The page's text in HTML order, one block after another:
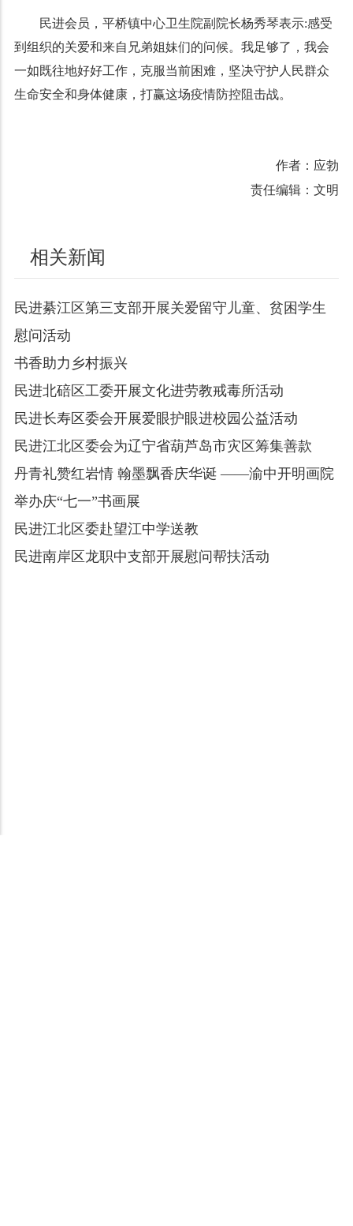
民进会员，平桥镇中心卫生院副院长杨秀琴表示:感受
到组织的关爱和来自兄弟姐妹们的问候。我足够了，我会
一如既往地好好工作，克服当前困难，坚决守护人民群众
生命安全和身体健康，打赢这场疫情防控阻击战。
作者：应勃
责任编辑：文明
相关新闻
民进綦江区第三支部开展关爱留守儿童、贫困学生
慰问活动
书香助力乡村振兴
民进北碚区工委开展文化进劳教戒毒所活动
民进长寿区委会开展爱眼护眼进校园公益活动
民进江北区委会为辽宁省葫芦岛市灾区筹集善款
丹青礼赞红岩情 翰墨飘香庆华诞 ——渝中开明画院
举办庆“七一”书画展
民进江北区委赴望江中学送教
民进南岸区龙职中支部开展慰问帮扶活动